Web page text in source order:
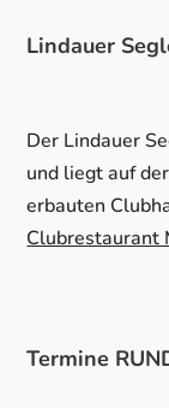
Lindauer
Der Lindauer
und liegt auf
erbauten
Clubrestaurant
Termine